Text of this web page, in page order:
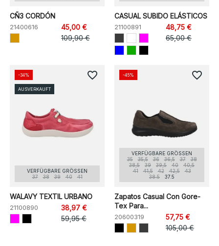
CÑ3 CORDÓN
21400616
45,00 €
109,90 €
CASUAL SUBIDO ELÁSTICOS
21100891
48,75 €
65,00 €
VERFÜGBARE GRÖSSEN
37
38 39 40 41
WALAVY TEXTIL URBANO
21100890
38,97 €
59,95 €
-34%
AUSVERKAUFT
favorite_border
VERFÜGBARE GRÖSSEN
35
35,5 36 36,5 37
38
38,5
39 39,5 40
40,5
41
41,5 42 42,5
43
38.5
37.5
Zapatos Casual Con Gore-
Tex Para...
20600319
57,75 €
105,00 €
-45% favorite_border